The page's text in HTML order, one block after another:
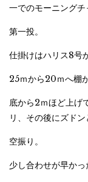
一でのモーニングチ
第一投。
仕掛けはハリス8号
25ｍから20ｍへ棚
底から2ｍほど上げ
リ、その後にズド
空振り。
少し合わせが早かっ